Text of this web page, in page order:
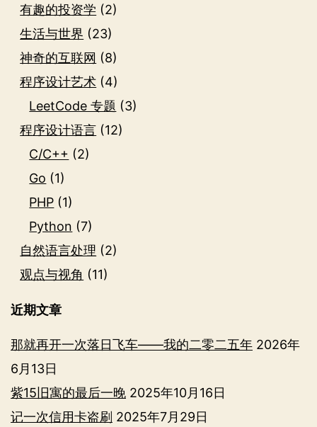
有趣的投资学 (2)
生活与世界 (23)
神奇的互联网 (8)
程序设计艺术 (4)
LeetCode 专题 (3)
程序设计语言 (12)
C/C++ (2)
Go (1)
PHP (1)
Python (7)
自然语言处理 (2)
观点与视角 (11)
近期文章
那就再开一次落日飞车——我的二零二五年 2026年
6月13日
紫15旧寓的最后一晚 2025年10月16日
记一次信用卡盗刷 2025年7月29日